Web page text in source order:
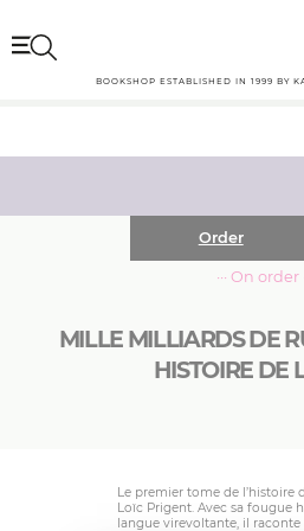
BOOKSHOP ESTABLISHED IN 1999 BY
MILLE MILLIARDS DE
HISTOIRE DE
Order
··· On order
Le premier tome de l’histoire
Loïc Prigent. Avec sa fougue
langue virevoltante, il